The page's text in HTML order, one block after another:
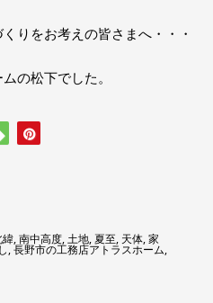
りをお考えの皆さまへ・・・
の松下でした。
緯,南中高度,土地,夏至, 天体,家
,長野市の工務店アトラスホーム,